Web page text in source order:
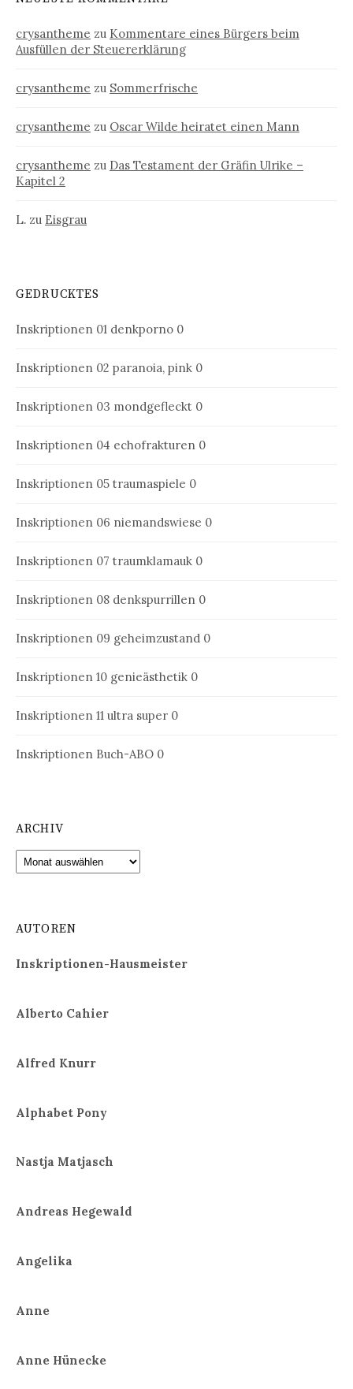
crysantheme zu Kommentare eines Bürgers beim
Ausfüllen der Steuererklärung
crysantheme zu Sommerfrische
crysantheme zu Oscar Wilde heiratet einen Mann
crysantheme zu Das Testament der Gräfin Ulrike –
Kapitel 2
L. zu Eisgrau
GEDRUCKTES
Inskriptionen 01 denkporno 0
Inskriptionen 02 paranoia, pink 0
Inskriptionen 03 mondgefleckt 0
Inskriptionen 04 echofrakturen 0
Inskriptionen 05 traumaspiele 0
Inskriptionen 06 niemandswiese 0
Inskriptionen 07 traumklamauk 0
Inskriptionen 08 denkspurrillen 0
Inskriptionen 09 geheimzustand 0
Inskriptionen 10 genieästhetik 0
Inskriptionen 11 ultra super 0
Inskriptionen Buch-ABO 0
ARCHIV
Archiv
AUTOREN
Inskriptionen-Hausmeister
Alberto Cahier
Alfred Knurr
Alphabet Pony
Nastja Matjasch
Andreas Hegewald
Angelika
Anne
Anne Hünecke